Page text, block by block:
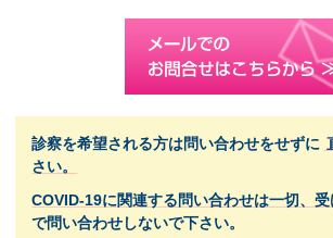
診察を希望される方は問い合わせをせずに
さい。
COVID-19に関連する問い合わせは一切、
で問い合わせしないで下さい。